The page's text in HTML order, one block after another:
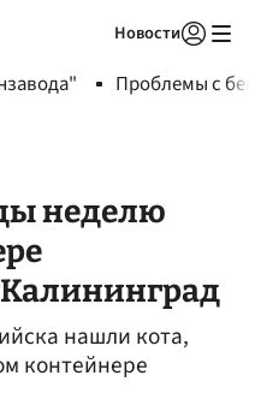
Новости
Проблемы с
неделю
нашли кота,
контейнере